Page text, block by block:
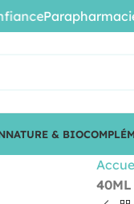
NATURE & BIO
40ML
Parapharmacie